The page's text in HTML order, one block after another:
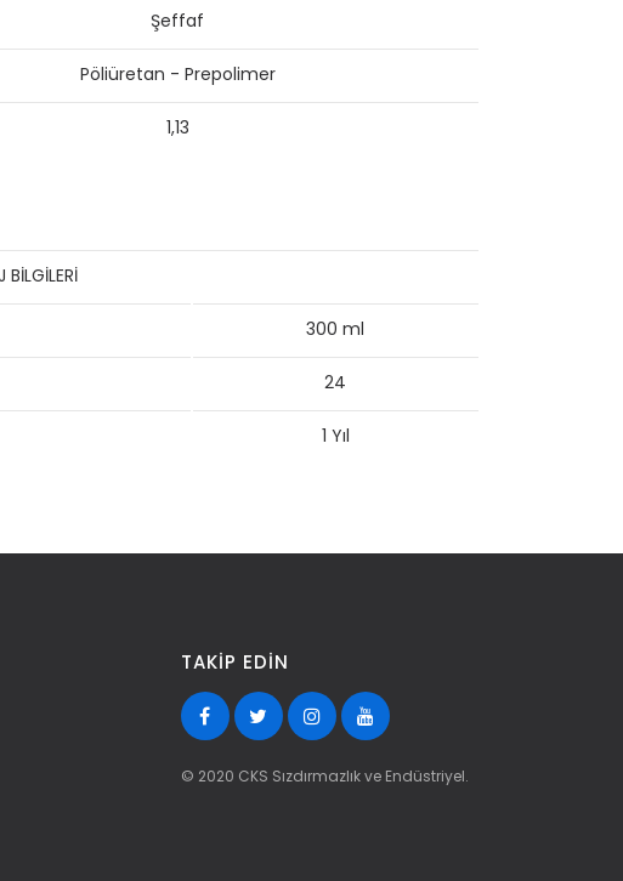
Şeffaf
Pöliüretan - Prepolimer
1,13
BİLGİLERİ
300 ml
24
1 Yıl
TAKIP EDIN
© 2020 CKS Sızdırmazlık ve Endüstriyel.